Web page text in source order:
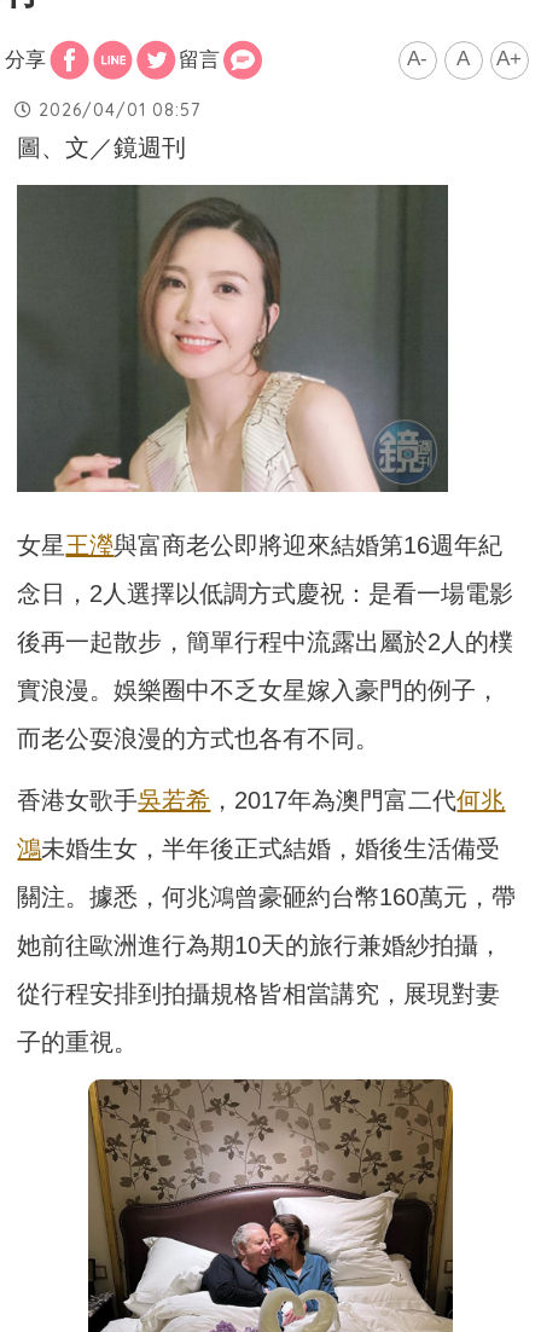
分享 留言 A- A A+
2026/04/01 08:57
圖、文／鏡週刊
女星王瀅與富商老公即將迎來結婚第16週年紀
念日，2人選擇以低調方式慶祝：是看一場電影
後再一起散步，簡單行程中流露出屬於2人的樸
實浪漫。娛樂圈中不乏女星嫁入豪門的例子，
而老公耍浪漫的方式也各有不同。
香港女歌手吳若希 ，2017年為澳門富二代何兆
鴻未婚生女，半年後正式結婚，婚後生活備受
關注。據悉，何兆鴻曾豪砸約台幣160萬元，帶
她前往歐洲進行為期10天的旅行兼婚紗拍攝，
從行程安排到拍攝規格皆相當講究，展現對妻
子的重視。